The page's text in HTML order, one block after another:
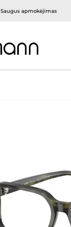
Saugus apmokėjimas